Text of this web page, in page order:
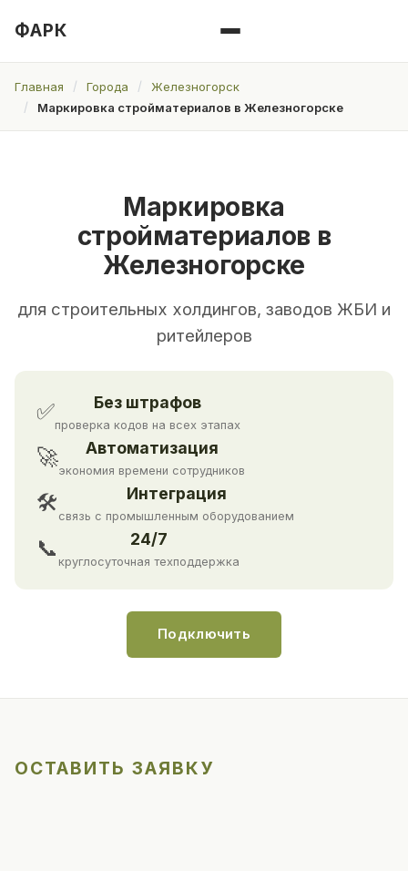
ФАРК
Главная Города
Железногорск
Маркировка стройматериалов в Железногорске
Маркировка
стройматериалов в
Железногорске
для строительных холдингов, заводов ЖБИ и
ритейлеров
✅ Без штрафов
проверка кодов на всех этапах
🚀 Автоматизация
экономия времени сотрудников
🛠 Интеграция
связь с промышленным оборудованием
📞 24/7
круглосуточная техподдержка
Подключить
ОСТАВИТЬ ЗАЯВКУ